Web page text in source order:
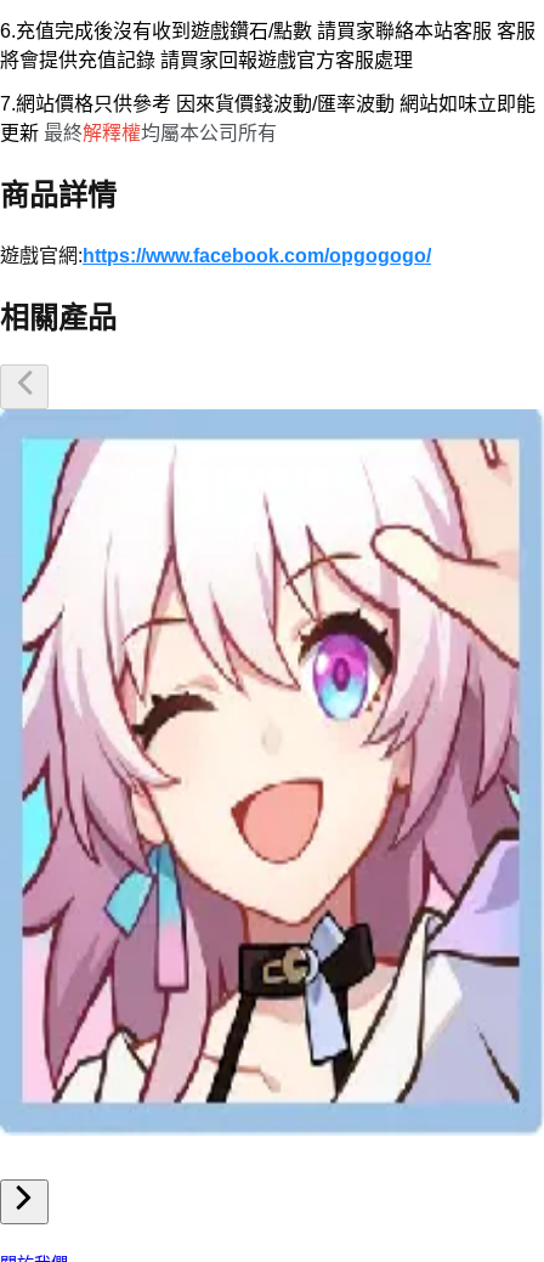
6.充值完成後沒有收到遊戲鑽石/點數 請買家聯絡本站客服 客服
將會提供充值記錄 請買家回報遊戲官方客服處理
7.網站價格只供參考 因來貨價錢波動/匯率波動 網站如味立即能
更新 最終解釋權均屬本公司所有
商品詳情
遊戲官網: https://www.facebook.com/opgogogo/
相關產品
手機遊戲
崩壞星穹鐵道 儲值